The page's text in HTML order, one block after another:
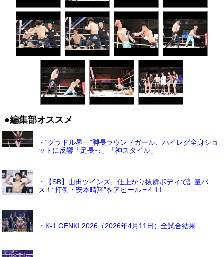
●編集部オススメ
・“グラドル界一”脚長ラウンドガール、ハイレグ全身ショ
ットに反響「足長っ」「神スタイル」
・【SB】山田ツインズ、仕上がり抜群ボディで計量パ
ス！“打倒・安本晴翔”をアピール＝4.11
・K-1 GENKI 2026（2026年4月11日）全試合結果